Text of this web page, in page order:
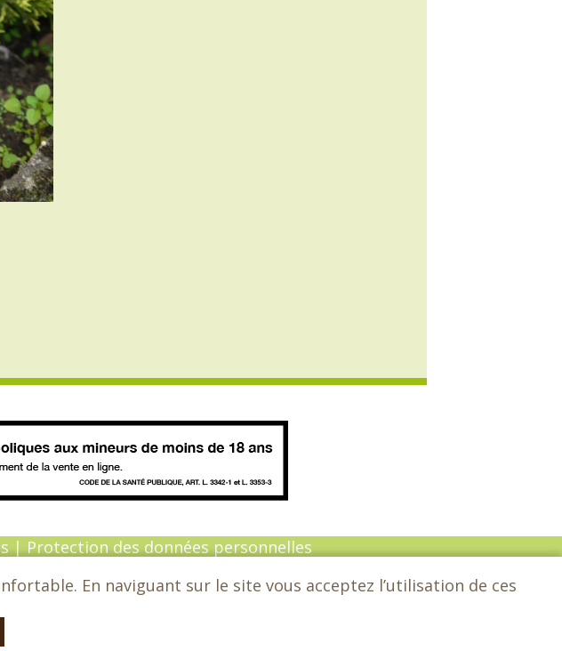
| Protection des données personnelles
- Conception : Sarl Dynapse
En naviguant sur le site vous acceptez l’utilisation de ces